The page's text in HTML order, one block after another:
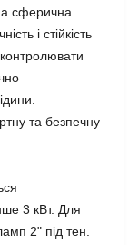
сферична
і стійкість
та безпечну
3 кВт. Для
2" під тен.